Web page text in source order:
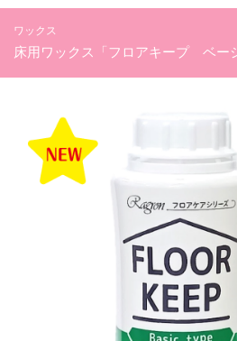
ワックス
床用ワックス「フロアキープ ベー